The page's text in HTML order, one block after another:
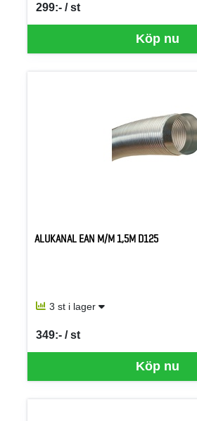
Köp nu
299:- / st
SEK per ST
ALUKANAL EAN M/M 1,5M D125
3 st i lager
Köp nu
349:- / st
SEK per ST